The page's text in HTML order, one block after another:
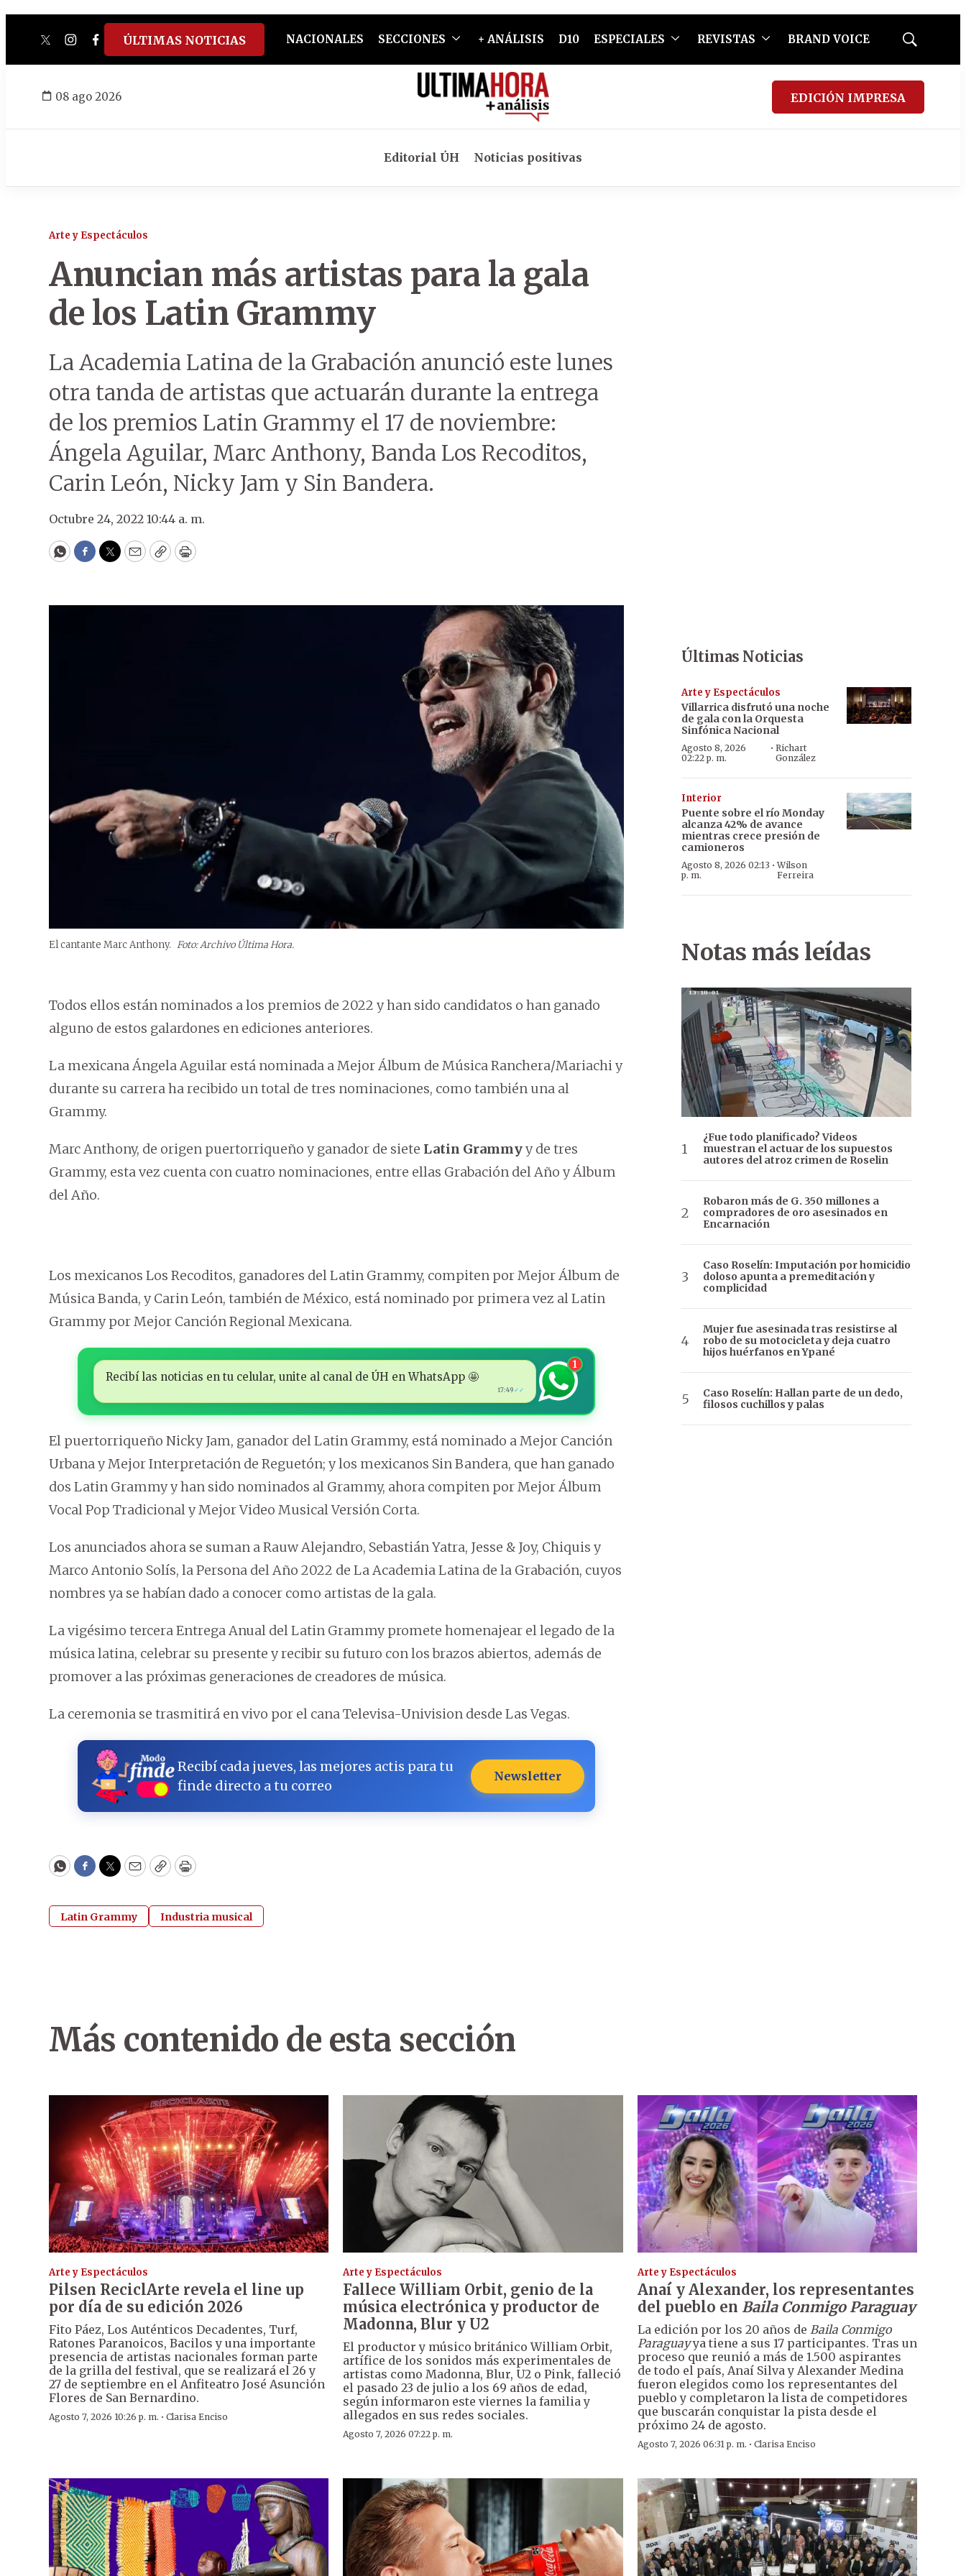
twitterinstagram
facebook
tiktokyoutube
spotify
ÚLTIMAS NOTICIAS NACIONALES SECCIONES + ANÁLISIS D10 ESPECIALES REVISTAS BRAND VOICE
Mostrar
08 ago 2026 EDICIÓN IMPRESA
Editorial ÚH Noticias positivas
Arte y Espectáculos
Anuncian más artistas para la gala
de los Latin Grammy
La Academia Latina de la Grabación anunció este lunes
otra tanda de artistas que actuarán durante la entrega
de los premios Latin Grammy el 17 de noviembre:
Ángela Aguilar, Marc Anthony, Banda Los Recoditos,
Carin León, Nicky Jam y Sin Bandera.
Octubre 24, 2022 10:44 a. m.
WhatsApp
Facebook
Twitter
EmailCopyPrint
El cantante Marc Anthony. Foto: Archivo Última Hora.
Todos ellos están nominados a los premios de 2022 y han sido candidatos o han ganado
alguno de estos galardones en ediciones anteriores.
La mexicana Ángela Aguilar está nominada a Mejor Álbum de Música Ranchera/Mariachi y
durante su carrera ha recibido un total de tres nominaciones, como también una al
Grammy.
Marc Anthony, de origen puertorriqueño y ganador de siete Latin Grammyy de tres
Grammy, esta vez cuenta con cuatro nominaciones, entre ellas Grabación del Año y Álbum
del Año.
Los mexicanos Los Recoditos, ganadores del Latin Grammy, compiten por Mejor Álbum de
Música Banda, y Carin León, también de México, está nominado por primera vez al Latin
Grammy por Mejor Canción Regional Mexicana.
Recibí las noticias en tu celular, unite al canal de ÚH en WhatsApp 🤩
17:49 ✓✓
1
El puertorriqueño Nicky Jam, ganador del Latin Grammy, está nominado a Mejor Canción
Urbana y Mejor Interpretación de Reguetón; y los mexicanos Sin Bandera, que han ganado
dos Latin Grammy y han sido nominados al Grammy, ahora compiten por Mejor Álbum
Vocal Pop Tradicional y Mejor Video Musical Versión Corta.
Los anunciados ahora se suman a Rauw Alejandro, Sebastián Yatra, Jesse & Joy, Chiquis y
Marco Antonio Solís, la Persona del Año 2022 de La Academia Latina de la Grabación, cuyos
nombres ya se habían dado a conocer como artistas de la gala.
La vigésimo tercera Entrega Anual del Latin Grammy promete homenajear el legado de la
música latina, celebrar su presente y recibir su futuro con los brazos abiertos, además de
promover a las próximas generaciones de creadores de música.
La ceremonia se trasmitirá en vivo por el cana Televisa-Univision desde Las Vegas.
Recibí cada jueves, las mejores actis para tu
finde directo a tu correo
Newsletter
WhatsApp
Facebook
Twitter
EmailCopyPrint
Latin Grammy Industria musical
Últimas Noticias
Arte y Espectáculos
Villarrica disfrutó una noche
de gala con la Orquesta
Sinfónica Nacional
Agosto 8, 2026
02:22 p. m.
· Richart
González
Interior
Puente sobre el río Monday
alcanza 42% de avance
mientras crece presión de
camioneros
Agosto 8, 2026 02:13
p. m.
·Wilson
Ferreira
Notas más leídas
¿Fue todo planificado? Videos
muestran el actuar de los supuestos
autores del atroz crimen de Roselin
Robaron más de G. 350 millones a
compradores de oro asesinados en
Encarnación
Caso Roselín: Imputación por homicidio
doloso apunta a premeditación y
complicidad
Mujer fue asesinada tras resistirse al
robo de su motocicleta y deja cuatro
hijos huérfanos en Ypané
Caso Roselín: Hallan parte de un dedo,
filosos cuchillos y palas
Más contenido de esta sección
Arte y Espectáculos
Pilsen ReciclArte revela el line up
por día de su edición 2026
Fito Páez, Los Auténticos Decadentes, Turf,
Ratones Paranoicos, Bacilos y una importante
presencia de artistas nacionales forman parte
de la grilla del festival, que se realizará el 26 y
27 de septiembre en el Anfiteatro José Asunción
Flores de San Bernardino.
Agosto 7, 2026 10:26 p. m. · Clarisa Enciso
Arte y Espectáculos
Fallece William Orbit, genio de la
música electrónica y productor de
Madonna, Blur y U2
El productor y músico británico William Orbit,
artífice de los sonidos más experimentales de
artistas como Madonna, Blur, U2 o Pink, falleció
el pasado 23 de julio a los 69 años de edad,
según informaron este viernes la familia y
allegados en sus redes sociales.
Agosto 7, 2026 07:22 p. m.
Arte y Espectáculos
Anaí y Alexander, los representantes
del pueblo en Baila Conmigo Paraguay
La edición por los 20 años de Baila Conmigo
Paraguayya tiene a sus 17 participantes. Tras un
proceso que reunió a más de 1.500 aspirantes
de todo el país, Anaí Silva y Alexander Medina
fueron elegidos como los representantes del
pueblo y completaron la lista de competidores
que buscarán conquistar la pista desde el
próximo 24 de agosto.
Agosto 7, 2026 06:31 p. m. · Clarisa Enciso